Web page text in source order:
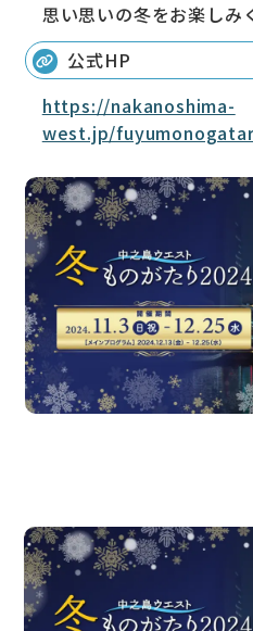
思い思いの冬をお楽しみ
公式HP
https://nakanoshima-
west.jp/